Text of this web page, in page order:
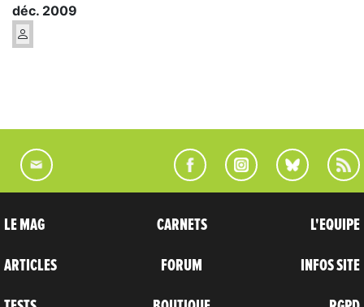
déc. 2009
LE MAG
ARTICLES
CARNETS
FORUM
L'EQUIPE
INFOS SITE